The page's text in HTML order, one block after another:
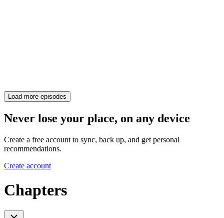
Load more episodes
Never lose your place, on any device
Create a free account to sync, back up, and get personal
recommendations.
Create account
Chapters